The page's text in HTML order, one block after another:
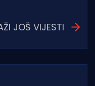
JOŠ VIJESTI